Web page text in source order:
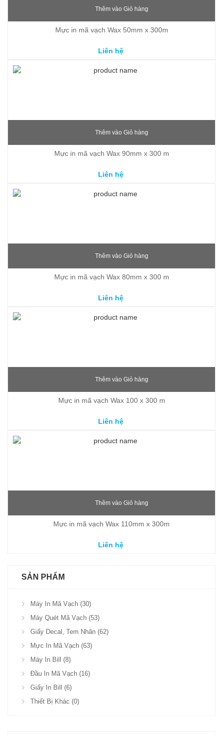
Thêm vào Giỏ hàng
Mực in mã vạch Wax 50mm x 300m
Liên hệ
Thêm vào Giỏ hàng
Mực in mã vạch Wax 90mm x 300 m
Liên hệ
Thêm vào Giỏ hàng
Mực in mã vạch Wax 80mm x 300 m
Liên hệ
Thêm vào Giỏ hàng
Mực in mã vạch Wax 100 x 300 m
Liên hệ
Thêm vào Giỏ hàng
Mực in mã vạch Wax 110mm x 300m
Liên hệ
SẢN PHẨM
Máy In Mã Vạch (30)
Máy Quét Mã Vạch (53)
Giấy Decal, Tem Nhãn (62)
Mực In Mã Vạch (63)
Máy In Bill (8)
Đầu In Mã Vạch (16)
Giấy In Bill (6)
Thiết Bị Khác (0)